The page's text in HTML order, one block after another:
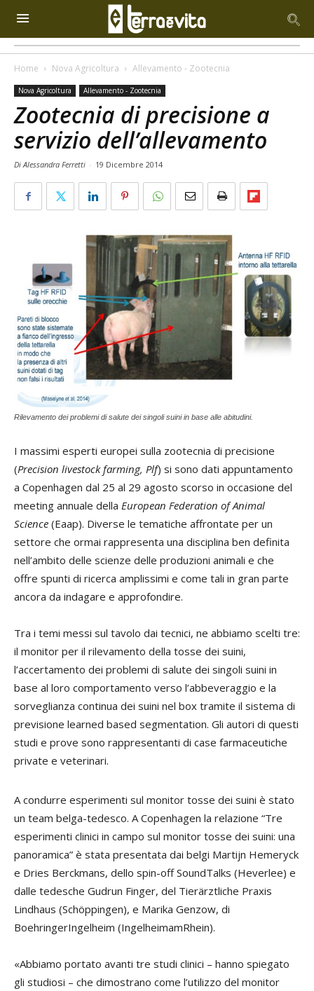
Home Nova Agricoltura Allevamento - Zootecnia
Nova Agricoltura Allevamento - Zootecnia
Zootecnia di precisione a
servizio dell’allevamento
Di Alessandra Ferretti - 19 Dicembre 2014
Rilevamento dei problemi di salute dei singoli suini in base alle abitudini.
I massimi esperti europei sulla zootecnia di precisione
(Precision livestock farming, Plf) si sono dati appuntamento
a Copenhagen dal 25 al 29 agosto scorso in occasione del
meeting annuale della European Federation of Animal
Science (Eaap). Diverse le tematiche affrontate per un
settore che ormai rappresenta una disciplina ben definita
nell’ambito delle scienze delle produzioni animali e che
offre spunti di ricerca amplissimi e come tali in gran parte
ancora da indagare e approfondire.
Tra i temi messi sul tavolo dai tecnici, ne abbiamo scelti tre:
il monitor per il rilevamento della tosse dei suini,
l’accertamento dei problemi di salute dei singoli suini in
base al loro comportamento verso l’abbeveraggio e la
sorveglianza continua dei suini nel box tramite il sistema di
previsione learned based segmentation. Gli autori di questi
studi e prove sono rappresentanti di case farmaceutiche
private e veterinari.
A condurre esperimenti sul monitor tosse dei suini è stato
un team belga-tedesco. A Copenhagen la relazione “Tre
esperimenti clinici in campo sul monitor tosse dei suini: una
panoramica” è stata presentata dai belgi Martijn Hemeryck
e Dries Berckmans, dello spin-off SoundTalks (Heverlee) e
dalle tedesche Gudrun Finger, del Tierärztliche Praxis
Lindhaus (Schöppingen), e Marika Genzow, di
BoehringerIngelheim (IngelheimamRhein).
«Abbiamo portato avanti tre studi clinici – hanno spiegato
gli studiosi – che dimostrano come l’utilizzo del monitor